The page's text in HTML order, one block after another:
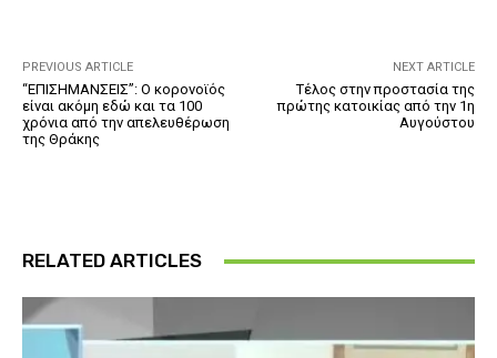
PREVIOUS ARTICLE
“ΕΠΙΣΗΜΑΝΣΕΙΣ”: Ο κορονοϊός
είναι ακόμη εδώ και τα 100
χρόνια από την απελευθέρωση
της Θράκης
NEXT ARTICLE
Τέλος στην προστασία της
πρώτης κατοικίας από την 1η
Αυγούστου
RELATED ARTICLES